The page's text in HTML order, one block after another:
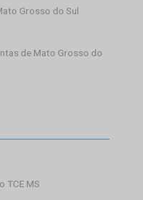
Grosso do Sul
de Mato Grosso do
TCE MS